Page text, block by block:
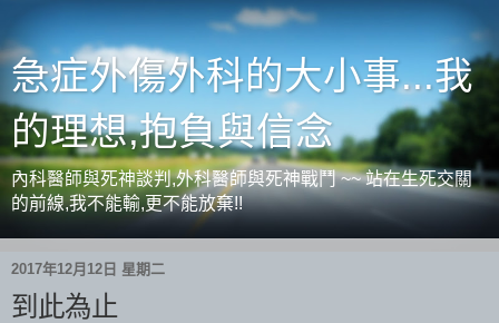
急症外傷外科的大小事...我
的理想,抱負與信念
內科醫師與死神談判,外科醫師與死神戰鬥 ~~ 站在生死交關
的前線,我不能輸,更不能放棄!!
2017年12月12日 星期二
到此為止